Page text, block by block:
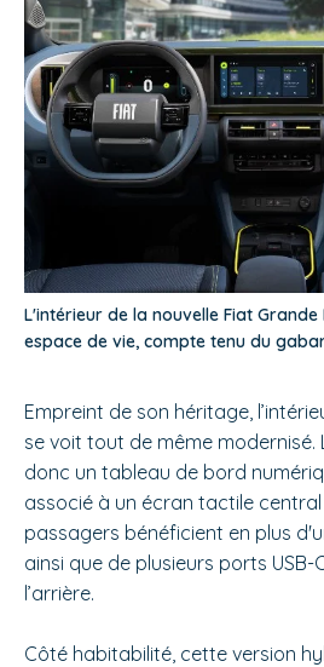
L'intérieur de la nouvelle Fiat
espace de vie, compte tenu du
Empreint de son héritage,
se voit tout de même modernisé.
donc un tableau de bord
associé à un écran tactile central
passagers bénéficient en plus
ainsi que de plusieurs ports USB-
l’arrière.
Côté habitabilité, cette version